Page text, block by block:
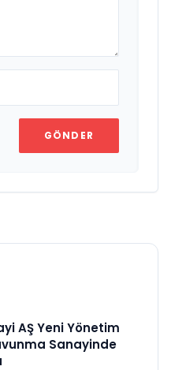
GÖNDER
AŞ Yeni Yönetim
Sanayinde